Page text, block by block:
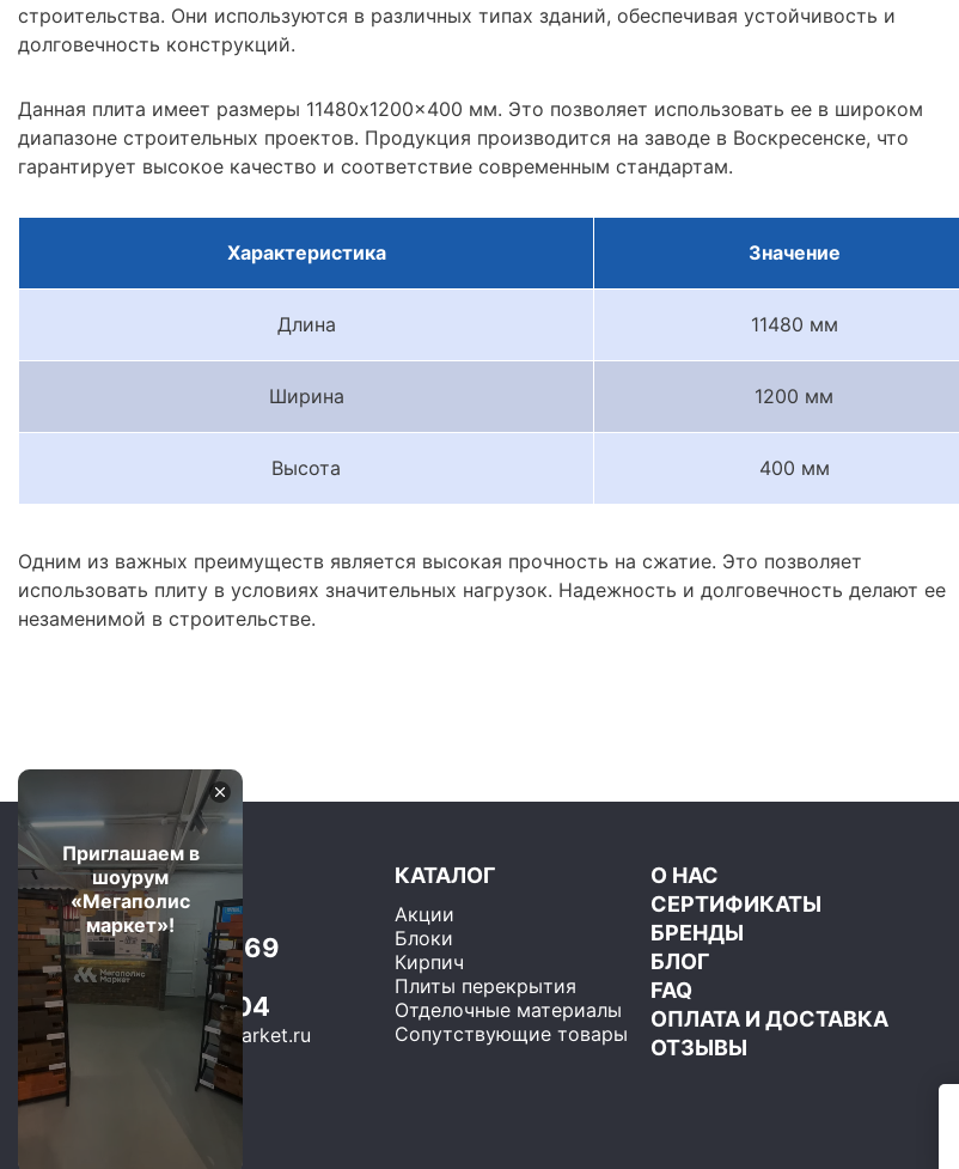
строительства. Они используются в различных типах зданий, обеспечивая устойчивость и
долговечность конструкций.
Данная плита имеет размеры 11480x1200x400 мм. Это позволяет использовать ее в широком
диапазоне строительных проектов. Продукция производится на заводе в Воскресенске, что
гарантирует высокое качество и соответствие современным стандартам.
Характеристика Значение
Длина 11480 мм
Ширина 1200 мм
Высота 400 мм
Одним из важных преимуществ является высокая прочность на сжатие. Это позволяет
использовать плиту в условиях значительных нагрузок. Надежность и долговечность делают ее
незаменимой в строительстве.
Москва и область
+7 (499) 325-75-69
Бесплатно по РФ
8 (800) 600-22-04
sales@megapolis-market.ru
КАТАЛОГ
Акции
Блоки
Кирпич
Плиты перекрытия
Отделочные материалы
Сопутствующие товары
О НАС
СЕРТИФИКАТЫ
БРЕНДЫ
БЛОГ
FAQ
ОПЛАТА И ДОСТАВКА
ОТЗЫВЫ
Приглашаем в
шоурум
«Мегаполис
маркет»!